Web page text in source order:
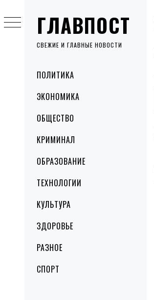
ГЛАВПОСТ
СВЕЖИЕ И ГЛАВНЫЕ НОВОСТИ
MenuПОЛИТИКА
ЭКОНОМИКА
ОБЩЕСТВО
КРИМИНАЛ
ОБРАЗОВАНИЕ
ТЕХНОЛОГИИ
КУЛЬТУРА
ЗДОРОВЬЕ
РАЗНОЕ
СПОРТ
to
content